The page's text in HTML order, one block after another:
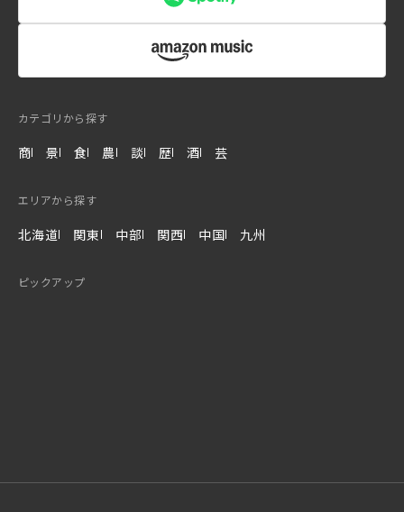
Hotel
カテゴリから探す
商 景 食 農 談 歴 酒 芸
エリアから探す
北海道 関東 中部 関西 中国 九州
ピックアップ